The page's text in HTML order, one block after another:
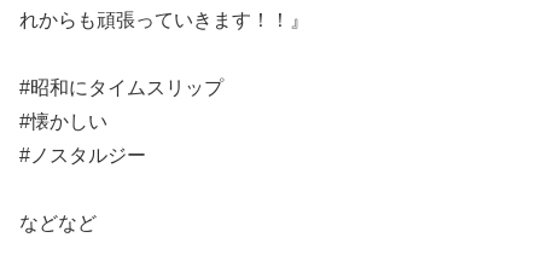
れからも頑張っていきます！！』
#昭和にタイムスリップ
#懐かしい
#ノスタルジー
などなど